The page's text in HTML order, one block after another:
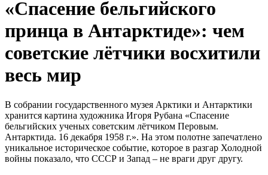
«Спасение бельгийского
принца в Антарктиде»: чем
советские лётчики восхитили
весь мир
В собрании государственного музея Арктики и Антарктики
хранится картина художника Игоря Рубана «Спасение
бельгийских ученых советским лётчиком Перовым.
Антарктида. 16 декабря 1958 г.». На этом полотне запечатлено
уникальное историческое событие, которое в разгар Холодной
войны показало, что СССР и Запад – не враги друг другу.